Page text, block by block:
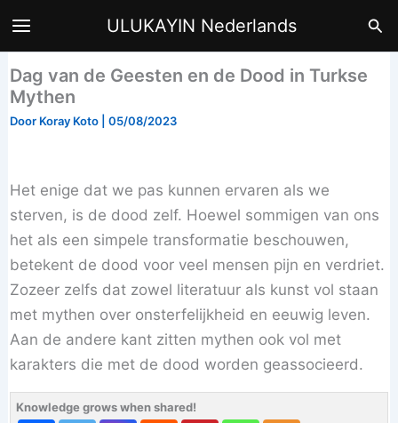
naar
inhoud
ULUKAYIN Nederlands
Dag van de Geesten en de Dood in Turkse
Mythen
Door Koray Koto |05/08/2023
Het enige dat we pas kunnen ervaren als we
sterven, is de dood zelf. Hoewel sommigen van ons
het als een simpele transformatie beschouwen,
betekent de dood voor veel mensen pijn en verdriet.
Zozeer zelfs dat zowel literatuur als kunst vol staan
met mythen over onsterfelijkheid en eeuwig leven.
Aan de andere kant zitten mythen ook vol met
karakters die met de dood worden geassocieerd.
Knowledge grows when shared!